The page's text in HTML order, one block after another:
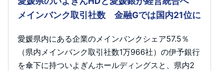
メインバンク取引社数 金融Gでは国内21位に
愛媛県内にある企業のメインバンクシェア57.5％
（県内メインバンク取引社数1万966社）の伊予銀行
を傘下に持ついよぎんホールディングスと、県内2